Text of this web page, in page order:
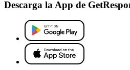
Descarga la App de